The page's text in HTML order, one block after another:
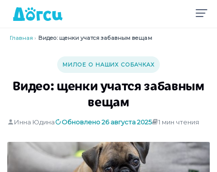
Главная › Видео: щенки учатся забавным вещам
МИЛОЕ О НАШИХ СОБАЧКАХ
Видео: щенки учатся забавным
вещам
Инна Юдина Обновлено 26 августа 2025 1 мин чтения